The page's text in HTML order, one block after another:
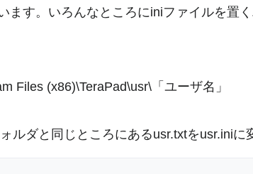
す。いろんなところにiniファイルを置
Files (x86)\TeraPad\usr\「ユーザ名」
ルダと同じところにあるusr.txtをusr.iniに